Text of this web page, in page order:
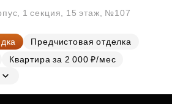
1 секция, 15 этаж, №107
Предчистовая отделка
Квартира за 2 000 ₽/мес